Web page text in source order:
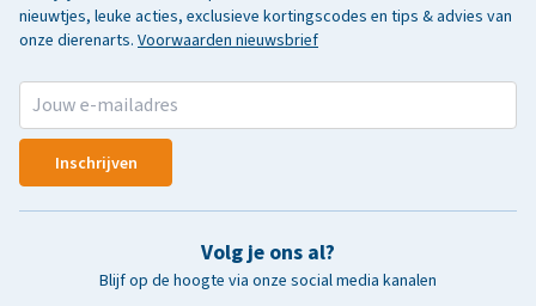
nieuwtjes, leuke acties, exclusieve kortingscodes en tips & advies van
onze dierenarts. Voorwaarden nieuwsbrief
Inschrijven
Volg je ons al?
Blijf op de hoogte via onze social media kanalen